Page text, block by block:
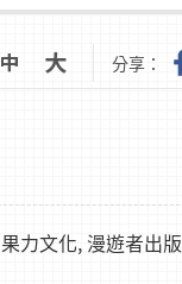
分享：
果力文化, 漫遊者出版